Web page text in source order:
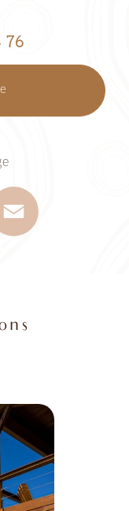
76